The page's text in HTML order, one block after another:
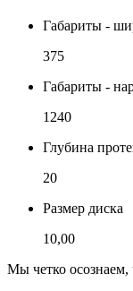
Габариты -
375
Габариты -
1240
Глубина
20
Размер диска
10,00
Мы четко осознаем,